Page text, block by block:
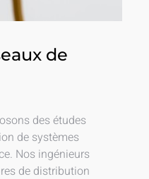
de
des études
de systèmes
Nos ingénieurs
de distribution